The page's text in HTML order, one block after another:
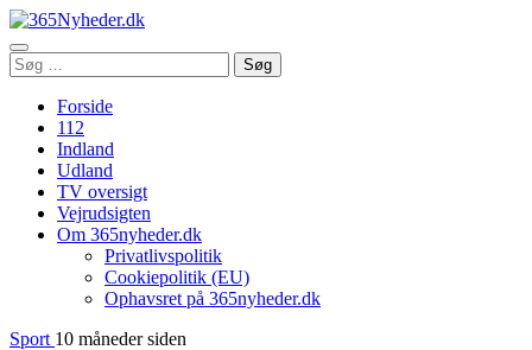
Åbn
menu
Søg
efter:
Søg
Forside
112
Indland
Udland
TV oversigt
Vejrudsigten
Om 365nyheder.dk
Privatlivspolitik
Cookiepolitik (EU)
Ophavsret på 365nyheder.dk
Sport 10 måneder siden